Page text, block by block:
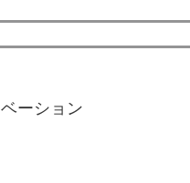
ーション